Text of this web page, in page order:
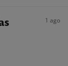
1 ago